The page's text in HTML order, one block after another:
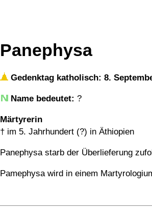
Panephysa
Gedenktag katholisch: 8.
Name bedeutet: ?
Märtyrerin
† im 5. Jahrhundert (?) in Äthiopien
Panephysa starb der Überlieferung
Pamephysa wird in einem